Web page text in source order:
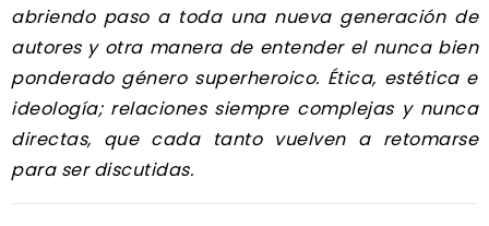
abriendo paso a toda una nueva generación de
autores y otra manera de entender el nunca bien
ponderado género superheroico. Ética, estética e
ideología; relaciones siempre complejas y nunca
directas, que cada tanto vuelven a retomarse
para ser discutidas.